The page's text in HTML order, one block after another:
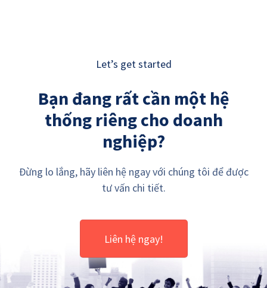
Let’s get started
Bạn đang rất cần một hệ
thống riêng cho doanh
nghiệp?
Đừng lo lắng, hãy liên hệ ngay với chúng tôi để được
tư vấn chi tiết.
Liên hệ ngay!